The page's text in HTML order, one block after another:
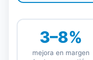
3–8%
mejora en margen